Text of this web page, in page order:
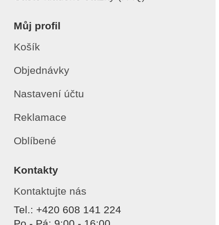
Můj profil
Košík
Objednávky
Nastavení účtu
Reklamace
Oblíbené
Kontakty
Kontaktujte nás
Tel.: +420 608 141 224